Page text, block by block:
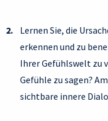
Lernen Sie, die
erkennen und zu
Ihrer Gefühlswelt zu
Gefühle zu sagen?
sichtbare innere